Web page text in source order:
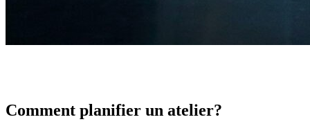
Comment planifier un atelier?